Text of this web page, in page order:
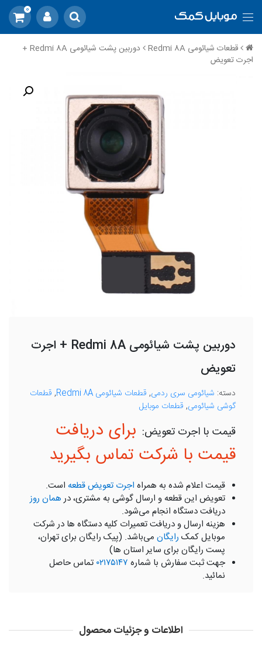
0
قطعات شیائومی Redmi 8A
دوربین پشت شیائومی Redmi 8A +
اجرت تعویض
دوربین پشت شیائومی Redmi 8A + اجرت
تعویض
دسته: شیائومی سری ردمی, قطعات شیائومی Redmi 8A , قطعات
گوشی شیائومی, قطعات موبایل
برای دریافت
قیمت با شرکت تماس بگیرید
قیمت اعلام شده به همراه اجرت تعویض قطعه است.
تعویض این قطعه و ارسال گوشی به مشتری، درهمان روز
دریافت دستگاه انجام می‌شود.
هزینه ارسال و دریافت تعمیرات کلیه دستگاه ها در شرکت
موبایل کمک رایگان می‌باشد. (پیک رایگان برای تهران،
پست رایگان برای سایر استان ها)
جهت ثبت سفارش با شماره ۰۲۱۷۵۱۴۷ تماس حاصل
نمائید.
اطلاعات و جزئیات محصول